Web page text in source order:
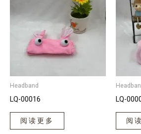
Headband
LQ-00016
阅读更多
LQ-
阅